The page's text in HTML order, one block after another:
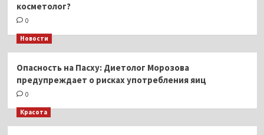
косметолог?
0
Новости
Опасность на Пасху: Диетолог Морозова
предупреждает о рисках употребления яиц
0
Красота